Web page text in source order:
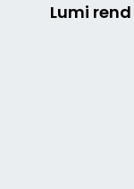
Lumi rend